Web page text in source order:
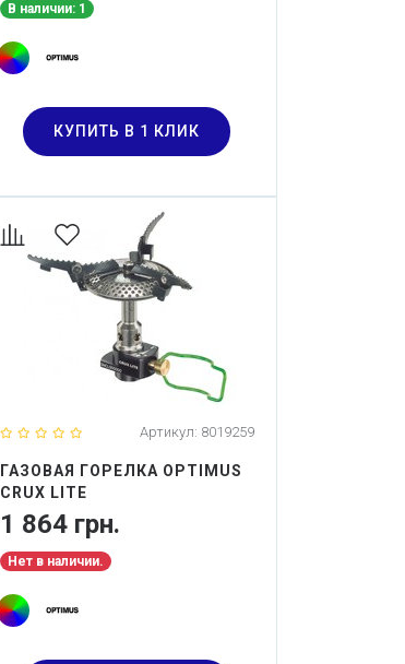
В наличии: 1
КУПИТЬ В 1 КЛИК
Артикул: 8019259
ГАЗОВАЯ ГОРЕЛКА OPTIMUS
CRUX LITE
1 864 грн.
Нет в наличии.